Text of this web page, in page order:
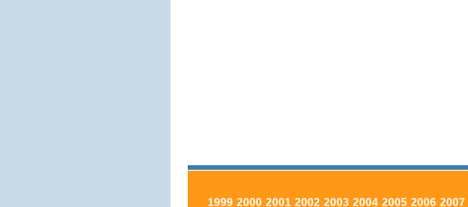
1999 2000 2001 2002 2003 2004 2005 2006 2007